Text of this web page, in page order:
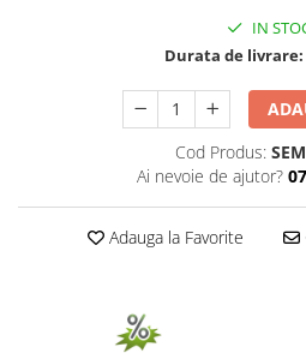
IN
Durata de livrare:
Cod Produs:
Ai nevoie de ajutor?
Adauga la Favorite